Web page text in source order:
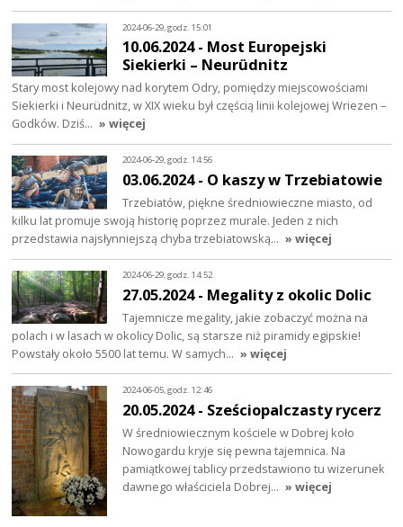
2024-06-29, godz. 15:01
10.06.2024 - Most Europejski
Siekierki – Neurüdnitz
Stary most kolejowy nad korytem Odry, pomiędzy miejscowościami
Siekierki i Neurüdnitz, w XIX wieku był częścią linii kolejowej Wriezen –
Godków. Dziś… » więcej
2024-06-29, godz. 14:56
03.06.2024 - O kaszy w Trzebiatowie
Trzebiatów, piękne średniowieczne miasto, od
kilku lat promuje swoją historię poprzez murale. Jeden z nich
przedstawia najsłynniejszą chyba trzebiatowską… » więcej
2024-06-29, godz. 14:52
27.05.2024 - Megality z okolic Dolic
Tajemnicze megality, jakie zobaczyć można na
polach i w lasach w okolicy Dolic, są starsze niż piramidy egipskie!
Powstały około 5500 lat temu. W samych… » więcej
2024-06-05, godz. 12:46
20.05.2024 - Sześciopalczasty rycerz
W średniowiecznym kościele w Dobrej koło
Nowogardu kryje się pewna tajemnica. Na
pamiątkowej tablicy przedstawiono tu wizerunek
dawnego właściciela Dobrej… » więcej